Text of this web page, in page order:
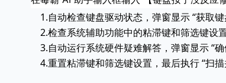
1.自动检查键盘驱动状态，弹窗显示 “获取
2.检查系统辅助功能中的粘滞键和筛选键设
3.自动运行系统硬件疑难解答，弹窗显示 “
4.重置粘滞键和筛选键设置，最后执行 “扫描